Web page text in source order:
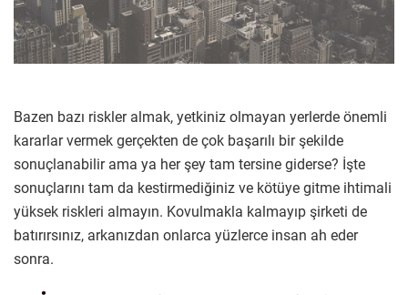
Bazen bazı riskler almak, yetkiniz olmayan yerlerde önemli
kararlar vermek gerçekten de çok başarılı bir şekilde
sonuçlanabilir ama ya her şey tam tersine giderse? İşte
sonuçlarını tam da kestirmediğiniz ve kötüye gitme ihtimali
yüksek riskleri almayın. Kovulmakla kalmayıp şirketi de
batırırsınız, arkanızdan onlarca yüzlerce insan ah eder
sonra.